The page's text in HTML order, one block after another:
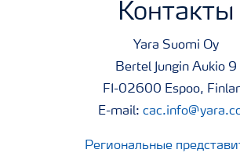
Контакты
Yara Suomi Oy
Bertel Jungin Aukio 9
FI-02600 Espoo,
E-mail:
Региональные